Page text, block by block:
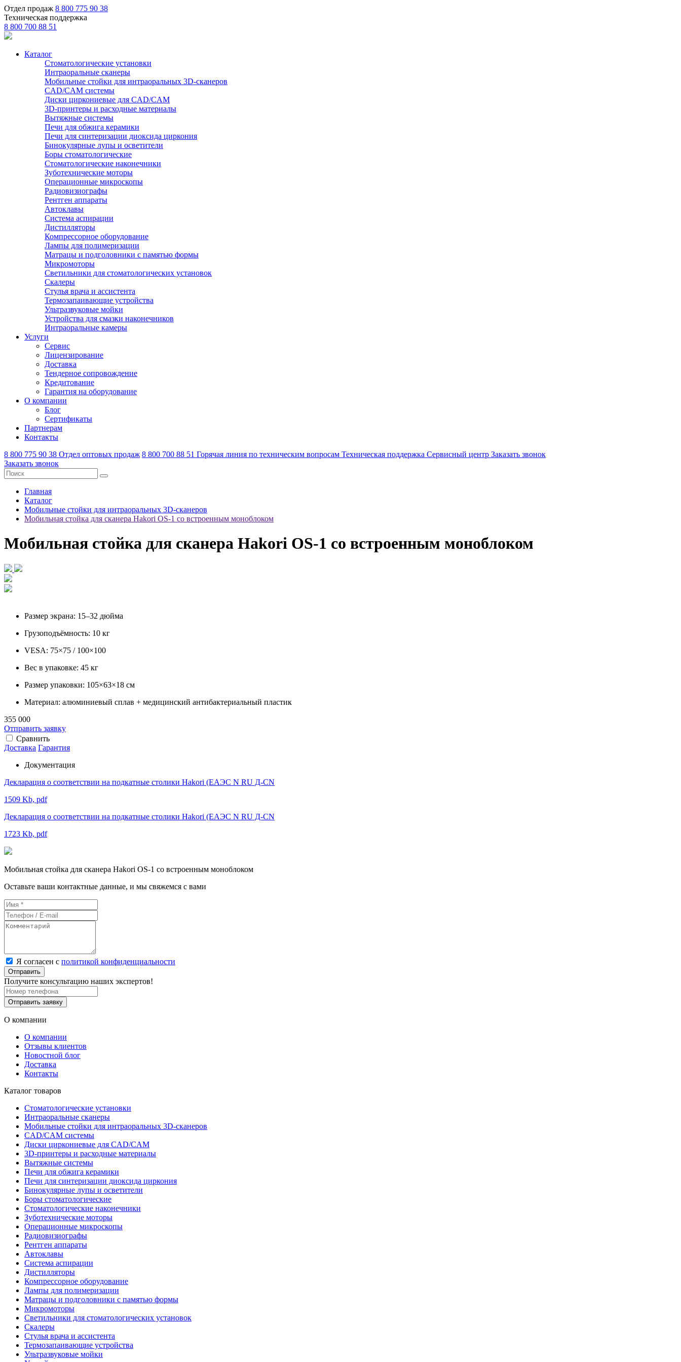
Отдел продаж 8 800 775 90 38
Техническая поддержка
8 800 700 88 51
Каталог
Стоматологические установки
Интраоральные сканеры
Мобильные стойки для интраоральных 3D-сканеров
CAD/CAM системы
Диски циркониевые для CAD/CAM
3D-принтеры и расходные материалы
Вытяжные системы
Печи для обжига керамики
Печи для синтеризации диоксида циркония
Бинокулярные лупы и осветители
Боры стоматологические
Стоматологические наконечники
Зуботехнические моторы
Операционные микроскопы
Радиовизиографы
Рентген аппараты
Автоклавы
Система аспирации
Дистилляторы
Компрессорное оборудование
Лампы для полимеризации
Матрацы и подголовники с памятью формы
Микромоторы
Светильники для стоматологических установок
Скалеры
Стулья врача и ассистента
Термозапаивающие устройства
Ультразвуковые мойки
Устройства для смазки наконечников
Интраоральные камеры
Услуги
Сервис
Лицензирование
Доставка
Тендерное сопровождение
Кредитование
Гарантия на оборудование
О компании
Блог
Сертификаты
Партнерам
Контакты
8 800 775 90 38 Отдел оптовых продаж 8 800 700 88 51 Горячая линия по техническим вопросам Техническая поддержка Сервисный центр Заказать звонок
Заказать звонок
Главная
Каталог
Мобильные стойки для интраоральных 3D-сканеров
Мобильная стойка для сканера Hakori OS-1 со встроенным моноблоком
Мобильная стойка для сканера Hakori OS-1 со встроенным моноблоком
Размер экрана: 15–32 дюйма
Грузоподъёмность: 10 кг
VESA: 75×75 / 100×100
Вес в упаковке: 45 кг
Размер упаковки: 105×63×18 см
Материал: алюминиевый сплав + медицинский антибактериальный пластик
355 000
Отправить заявку
Сравнить
Доставка Гарантия
Документация
Декларация о соответствии на подкатные столики Hakori (ЕАЭС N RU Д-CN
1509 Kb, pdf
Декларация о соответствии на подкатные столики Hakori (ЕАЭС N RU Д-CN
1723 Kb, pdf
Мобильная стойка для сканера Hakori OS-1 со встроенным моноблоком
Оставьте ваши контактные данные, и мы свяжемся с вами
Я согласен с политикой конфиденциальности
Отправить
Получите консультацию наших экспертов!
Отправить заявку
О компании
О компании
Отзывы клиентов
Новостной блог
Доставка
Контакты
Каталог товаров
Стоматологические установки
Интраоральные сканеры
Мобильные стойки для интраоральных 3D-сканеров
CAD/CAM системы
Диски циркониевые для CAD/CAM
3D-принтеры и расходные материалы
Вытяжные системы
Печи для обжига керамики
Печи для синтеризации диоксида циркония
Бинокулярные лупы и осветители
Боры стоматологические
Стоматологические наконечники
Зуботехнические моторы
Операционные микроскопы
Радиовизиографы
Рентген аппараты
Автоклавы
Система аспирации
Дистилляторы
Компрессорное оборудование
Лампы для полимеризации
Матрацы и подголовники с памятью формы
Микромоторы
Светильники для стоматологических установок
Скалеры
Стулья врача и ассистента
Термозапаивающие устройства
Ультразвуковые мойки